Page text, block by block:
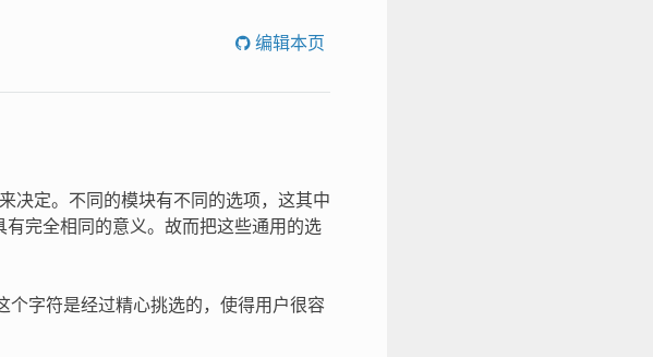
编辑本页
决定。不同的模块有不同的选项，这其中
完全相同的意义。故而把这些通用的选
个字符是经过精心挑选的，使得用户很容